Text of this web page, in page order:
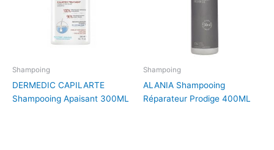
Shampoing
DERMEDIC CAPILARTE
Shampooing Apaisant 300ML
Shampoing
ALANIA Shampooing
Réparateur Prodige 400ML